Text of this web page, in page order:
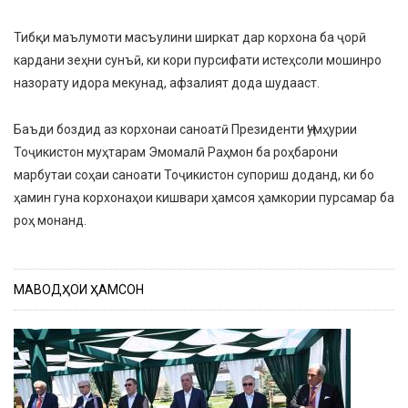
Тибқи маълумоти масъулини ширкат дар корхона ба ҷорӣ
кардани зеҳни сунъӣ, ки кори пурсифати истеҳсоли мошинро
назорату идора мекунад, афзалият дода шудааст.
Баъди боздид аз корхонаи саноатӣ Президенти Ҷумҳурии
Тоҷикистон муҳтарам Эмомалӣ Раҳмон ба роҳбарони
марбутаи соҳаи саноати Тоҷикистон супориш доданд, ки бо
ҳамин гуна корхонаҳои кишвари ҳамсоя ҳамкории пурсамар ба
роҳ монанд.
МАВОДҲОИ ҲАМСОН